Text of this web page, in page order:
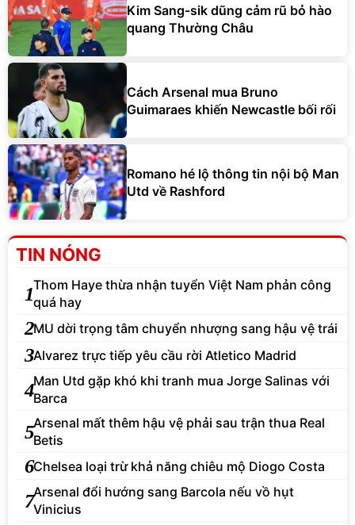
Kim Sang-sik dũng cảm rũ bỏ hào
quang Thường Châu
Cách Arsenal mua Bruno
Guimaraes khiến Newcastle bối rối
Romano hé lộ thông tin nội bộ Man
Utd về Rashford
TIN NÓNG
1Thom Haye thừa nhận tuyển Việt Nam phản công
quá hay
2MU dời trọng tâm chuyển nhượng sang hậu vệ trái
3Alvarez trực tiếp yêu cầu rời Atletico Madrid
4Man Utd gặp khó khi tranh mua Jorge Salinas với
Barca
5Arsenal mất thêm hậu vệ phải sau trận thua Real
Betis
6Chelsea loại trừ khả năng chiêu mộ Diogo Costa
7Arsenal đổi hướng sang Barcola nếu vồ hụt
Vinicius